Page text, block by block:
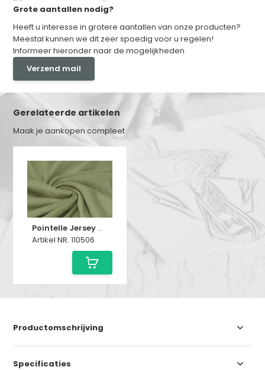
Grote aantallen nodig?
Heeft u interesse in grotere aantallen van onze producten?
Meestal kunnen we dit zeer spoedig voor u regelen!
Informeer hieronder naar de mogelijkheden
Verzend mail
Gerelateerde artikelen
Maak je aankopen compleet
Pointelle Jersey Stof (Mini) Olijf
Artikel NR. 110506
Productomschrijving
Specificaties